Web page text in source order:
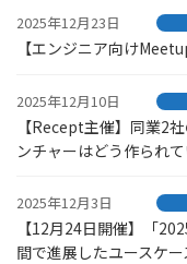
2025年12月23日
【エンジニア向け
2025年12月10日
【Recept主催】同業2
ンチャーはどう作られて
2025年12月3日
【12月24日開催】「
間で進展したユースケ